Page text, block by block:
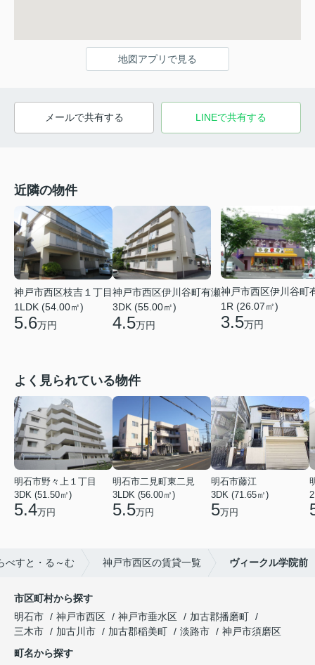
地図アプリで見る
メールで共有する LINEで共有する
近隣の物件
神戸市西区枝吉１丁目
1LDK (54.00㎡)
5.6万円
神戸市西区伊川谷町有瀬
3DK (55.00㎡)
4.5万円
神戸市西区伊川谷町
1R (26.07㎡)
3.5万円
よく見られている物件
明石市野々上１丁目
3DK (51.50㎡)
5.4万円
明石市二見町東二見
3LDK (56.00㎡)
5.5万円
明石市藤江
3DK (71.65㎡)
5万円
べすと・る～む 神戸市西区の賃貸一覧 ヴィークル学院前
市区町村から探す
明石市
神戸市西区 神戸市垂水区
加古郡播磨町
三木市
加古川市 加古郡稲美町 淡路市
神戸市須磨区
町名から探す